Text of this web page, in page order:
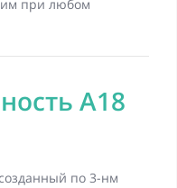
при любом
A18
по 3-нм